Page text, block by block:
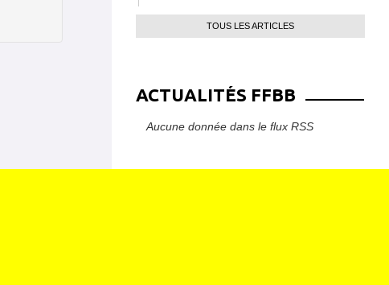
TOUS LES ARTICLES
ACTUALITÉS FFBB
Aucune donnée dans le flux RSS